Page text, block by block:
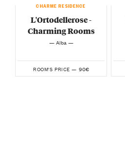
CHARME RESIDENCE
L'Ortodellerose -
Charming Rooms
— Alba —
ROOM'S PRICE — 90€